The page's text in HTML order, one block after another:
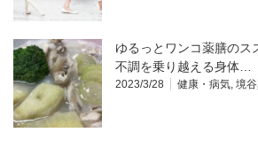
ゆるっとワンコ薬膳のス
不調を乗り越える身体…
2023/3/28 健康・病気 境